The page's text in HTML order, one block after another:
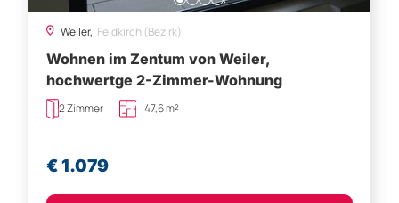
Weiler, Feldkirch (Bezirk)
Wohnen im Zentum von Weiler,
hochwertge 2-Zimmer-Wohnung
2 Zimmer 47,6 m²
€ 1.079